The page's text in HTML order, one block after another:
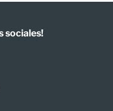
sociales!